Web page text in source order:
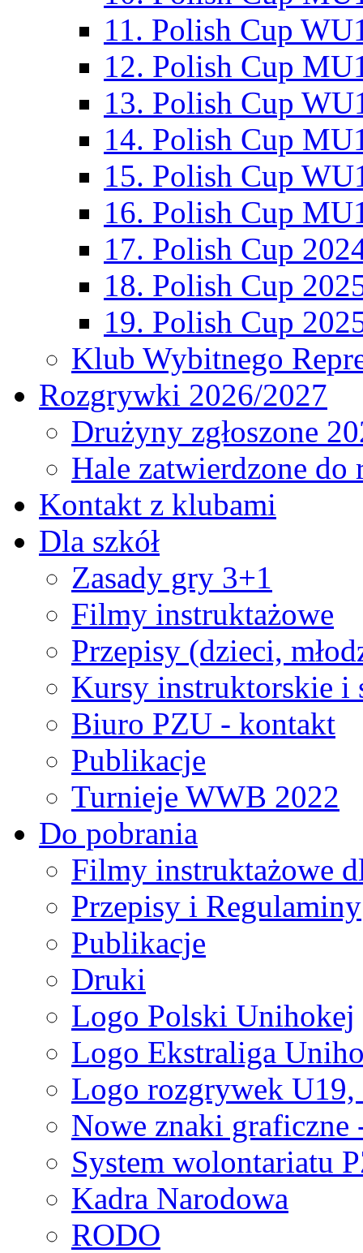
11. Polish Cup
12. Polish Cup
13. Polish Cup
14. Polish Cup
15. Polish Cup
16. Polish Cup
17. Polish Cup
18. Polish Cup
19. Polish Cup
Klub Wybitnego
Rozgrywki 2026/2027
Drużyny zgłoszone
Hale zatwierdzone
Kontakt z klubami
Dla szkół
Zasady gry 3+1
Filmy instruktażowe
Przepisy (dzieci,
Kursy instruktorskie i
Biuro PZU - kontakt
Publikacje
Turnieje WWB 2022
Do pobrania
Filmy instruktażowe
Przepisy i Regulaminy
Publikacje
Druki
Logo Polski Unihokej
Logo Ekstraliga
Logo rozgrywek
Nowe znaki graficzne
System wolontariatu
Kadra Narodowa
RODO